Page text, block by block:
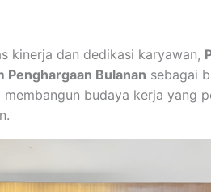
kinerja dan dedikasi karyawan,
Bulanan sebagai
budaya kerja yang